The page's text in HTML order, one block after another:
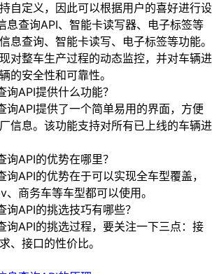
自定义，因此可以根据用户的喜好进行设
息查询API、智能卡读写器、电子标签等
息查询、智能卡读写、电子标签等功能。
对整车生产过程的动态监控，并对车辆进
的安全性和可靠性。
API提供什么功能？
询API提供了一个简单易用的界面，方便
信息。该功能支持对所有已上线的车辆进
API的优势在哪里？
API的优势在于可以实现全车型覆盖，
商务车等车型都可以使用。
API的挑选技巧有哪些？
询API的挑选过程，要关注一下三点：接
、接口的性价比。